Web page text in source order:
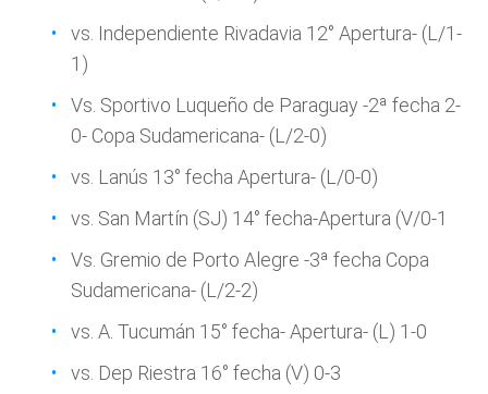
vs. Independiente Rivadavia 12° Apertura- (L/1-
1)
Vs. Sportivo Luqueño de Paraguay -2ª fecha 2-
0- Copa Sudamericana- (L/2-0)
vs. Lanús 13° fecha Apertura- (L/0-0)
vs. San Martín (SJ) 14° fecha-Apertura (V/0-1
Vs. Gremio de Porto Alegre -3ª fecha Copa
Sudamericana- (L/2-2)
vs. A. Tucumán 15° fecha- Apertura- (L) 1-0
vs. Dep Riestra 16° fecha (V) 0-3